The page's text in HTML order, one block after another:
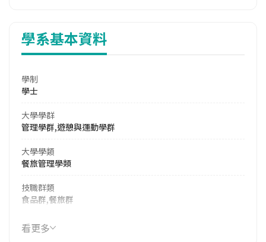
學系基本資料
學制
學士
大學學群
管理學群,遊憩與運動學群
大學學類
餐旅管理學類
技職群類
食品群,餐旅群
114年學費
39,330 元/學期
看更多